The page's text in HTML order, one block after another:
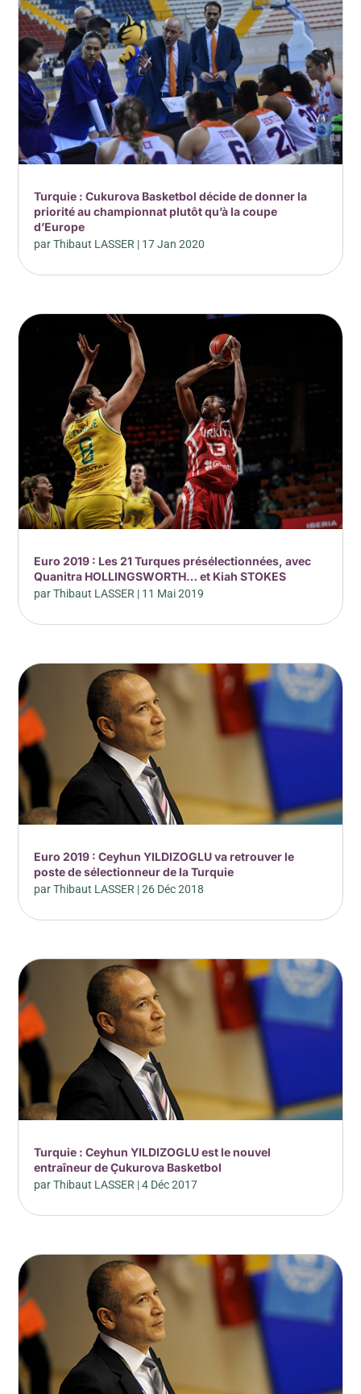
Turquie : Cukurova Basketbol décide de donner la
priorité au championnat plutôt qu’à la coupe
d’Europe
parThibaut LASSER | 17 Jan 2020
Euro 2019 : Les 21 Turques présélectionnées, avec
Quanitra HOLLINGSWORTH… et Kiah STOKES
parThibaut LASSER | 11 Mai 2019
Euro 2019 : Ceyhun YILDIZOGLU va retrouver le
poste de sélectionneur de la Turquie
parThibaut LASSER |26 Déc 2018
Turquie : Ceyhun YILDIZOGLU est le nouvel
entraîneur de Çukurova Basketbol
parThibaut LASSER |4 Déc 2017